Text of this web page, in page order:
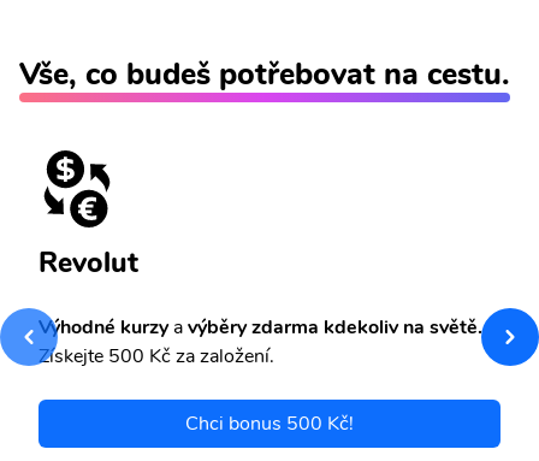
Vše, co budeš potřebovat na cestu.
Revolut
Výhodné kurzyavýběry zdarma kdekoliv na světě.
Získejte 500 Kč za založení.
Chci bonus 500 Kč!